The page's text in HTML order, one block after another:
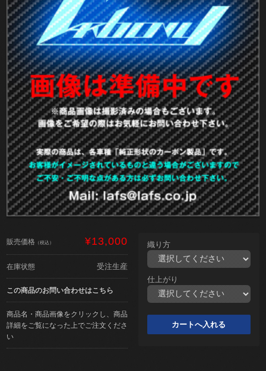
販売価格 （税込） ¥13,000
在庫状態 受注生産
この商品のお問い合わせはこちら
商品名・商品画像をクリックし、商品
詳細をご覧になった上でご注文くださ
い
織り方
仕上がり